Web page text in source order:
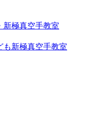
新極真空手教室
も新極真空手教室